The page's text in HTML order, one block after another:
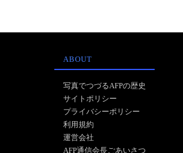
ABOUT
写真でつづるAFPの歴史
サイトポリシー
プライバシーポリシー
利用規約
運営会社
AFP通信会長ごあいさつ